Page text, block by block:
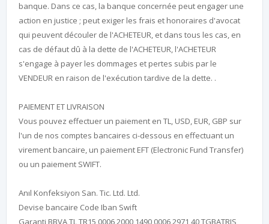
banque. Dans ce cas, la banque concernée peut engager une
action en justice ; peut exiger les frais et honoraires d'avocat
qui peuvent découler de l'ACHETEUR, et dans tous les cas, en
cas de défaut dû à la dette de l'ACHETEUR, l'ACHETEUR
s'engage à payer les dommages et pertes subis par le
VENDEUR en raison de l'exécution tardive de la dette. .
PAIEMENT ET LIVRAISON
Vous pouvez effectuer un paiement en TL, USD, EUR, GBP sur
l'un de nos comptes bancaires ci-dessous en effectuant un
virement bancaire, un paiement EFT (Electronic Fund Transfer)
ou un paiement SWIFT.
Anıl Konfeksiyon San. Tic. Ltd. Ltd.
Devise bancaire Code Iban Swift
Garanti BBVA TL TR15 0006 2000 1490 0006 2971 40 TGBATRIS